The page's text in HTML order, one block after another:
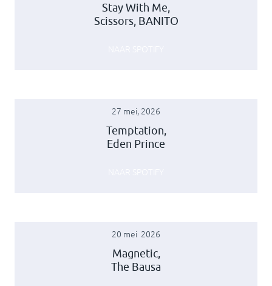
Stay With Me,
Scissors, BANITO
27 mei, 2026
Temptation,
Eden Prince
20 mei 2026
Magnetic,
The Bausa